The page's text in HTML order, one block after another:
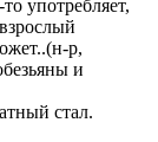
употребляет,
р,
и
стал.